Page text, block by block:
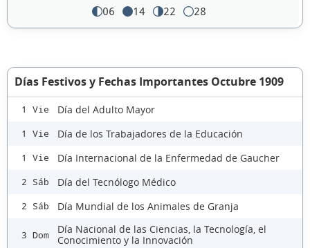
06 14 22 28
Días Festivos y Fechas Importantes Octubre 1909
1 Vie Día del Adulto Mayor
1 Vie Día de los Trabajadores de la Educación
1 Vie Día Internacional de la Enfermedad de Gaucher
2 Sáb Día del Tecnólogo Médico
2 Sáb Día Mundial de los Animales de Granja
3 Dom
Día Nacional de las Ciencias, la Tecnología, el
Conocimiento y la Innovación